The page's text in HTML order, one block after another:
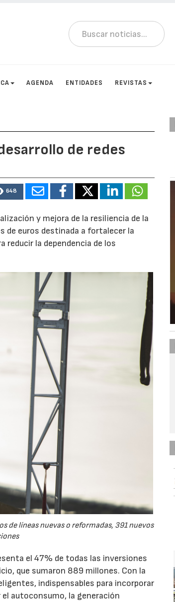
AGENDA ENTIDADES REVISTAS
de redes
648
y mejora de la resiliencia de la
de euros destinada a fortalecer la
la dependencia de los
de líneas nuevas o reformadas, 391 nuevos
el 47% de todas las inversiones
que sumaron 889 millones. Con la
indispensables para incorporar
autoconsumo, la generación